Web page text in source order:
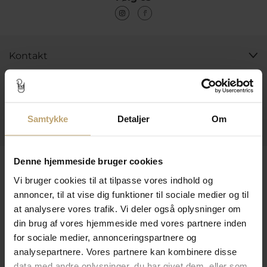
Samtykke Detaljer Om
Denne hjemmeside bruger cookies
Vi bruger cookies til at tilpasse vores indhold og
annoncer, til at vise dig funktioner til sociale medier og til
at analysere vores trafik. Vi deler også oplysninger om
din brug af vores hjemmeside med vores partnere inden
for sociale medier, annonceringspartnere og
analysepartnere. Vores partnere kan kombinere disse
Kontakt
Åbningstider I Butikken
Praktiske Sider
Leveringsmuligheder
Betalingsmuligheder
Sikker Og Tryg E-Handel